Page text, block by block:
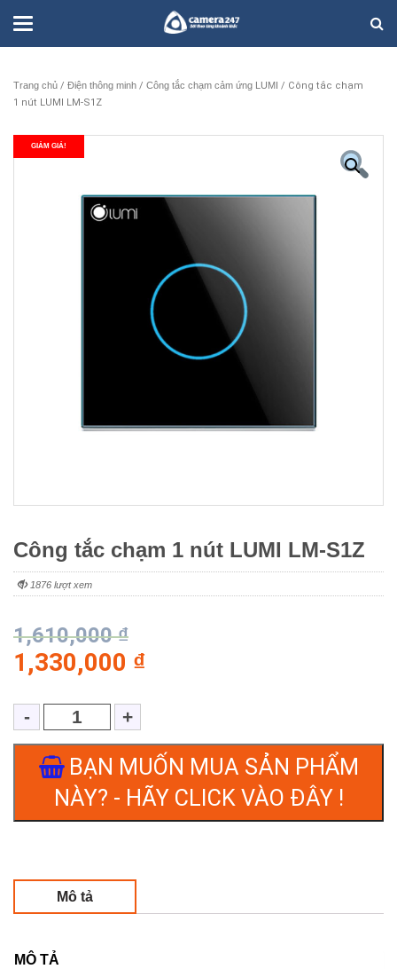
Trang chủ / Điện thông minh / Công tắc chạm cảm ứng LUMI / Công tắc chạm
1 nút LUMI LM-S1Z
GIẢM GIÁ!
Công tắc chạm 1 nút LUMI LM-S1Z
1876 lượt xem
1,610,000₫
1,330,000 ₫
BẠN MUỐN MUA SẢN PHẨM
NÀY? - HÃY CLICK VÀO ĐÂY !
Mô tả
MÔ TẢ